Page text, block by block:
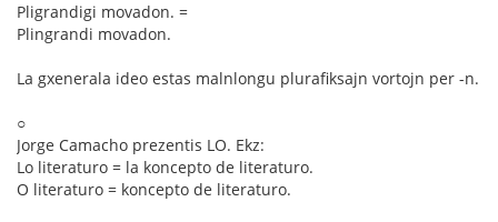
Pligrandigi movadon. =
Plingrandi movadon.
La gxenerala ideo estas malnlongu plurafiksajn vortojn per -n.
○
Jorge Camacho prezentis LO. Ekz:
Lo literaturo = la koncepto de literaturo.
O literaturo = koncepto de literaturo.